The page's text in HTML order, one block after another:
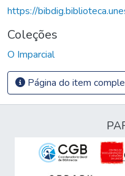
https://
Coleções
O Imparcial
Página do item